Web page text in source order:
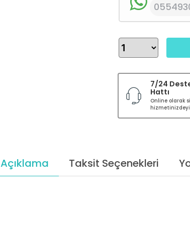
7/24
Hattı
Online olarak
Açıklama Taksit Seçenekleri